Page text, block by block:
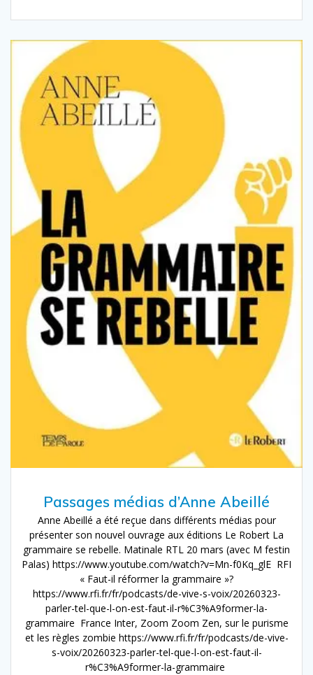
Passages médias d’Anne Abeillé
Anne Abeillé a été reçue dans différents médias pour
présenter son nouvel ouvrage aux éditions Le Robert La
grammaire se rebelle. Matinale RTL 20 mars (avec M festin
Palas) https://www.youtube.com/watch?v=Mn-f0Kq_glE RFI
« Faut-il réformer la grammaire »?
https://www.rfi.fr/fr/podcasts/de-vive-s-voix/20260323-
parler-tel-que-l-on-est-faut-il-r%C3%A9former-la-
grammaire France Inter, Zoom Zoom Zen, sur le purisme
et les règles zombie https://www.rfi.fr/fr/podcasts/de-vive-
s-voix/20260323-parler-tel-que-l-on-est-faut-il-
r%C3%A9former-la-grammaire